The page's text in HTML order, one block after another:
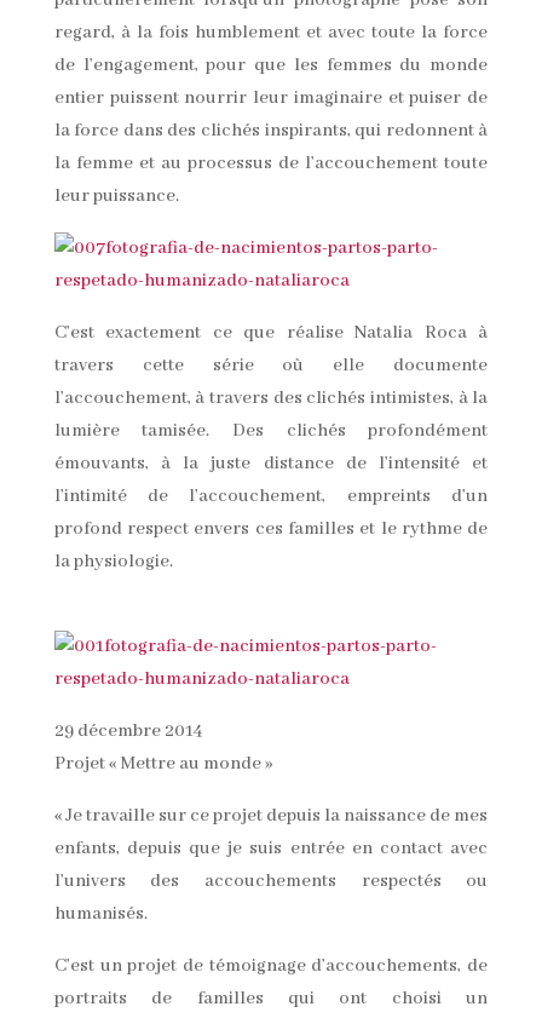
regard, à la fois humblement et avec toute la force
de l’engagement, pour que les femmes du monde
entier puissent nourrir leur imaginaire et puiser de
la force dans des clichés inspirants, qui redonnent à
la femme et au processus de l’accouchement toute
leur puissance.
C’est exactement ce que réalise Natalia Roca à
travers cette série où elle documente
l’accouchement, à travers des clichés intimistes, à la
lumière tamisée. Des clichés profondément
émouvants, à la juste distance de l’intensité et
l’intimité de l’accouchement, empreints d’un
profond respect envers ces familles et le rythme de
la physiologie.
29 décembre 2014
Projet « Mettre au monde »
« Je travaille sur ce projet depuis la naissance de mes
enfants, depuis que je suis entrée en contact avec
l’univers des accouchements respectés ou
humanisés.
C’est un projet de témoignage d’accouchements, de
portraits de familles qui ont choisi un